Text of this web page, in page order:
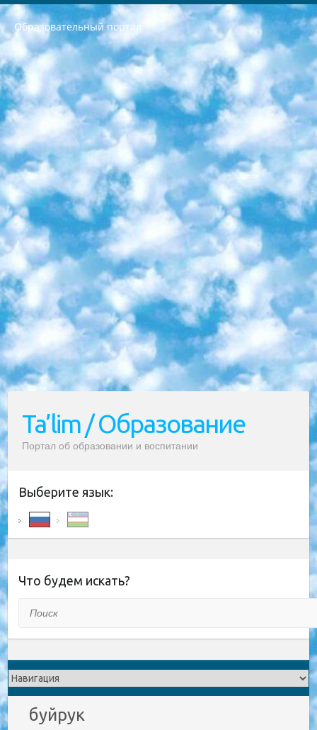
Образовательный портал
РЕСПУБЛИКА УЗБЕКИСТАН МИНИСТРЕРСТВО ДОШКОЛЬНОГО И ШКОЛЬНОГО ОБРАЗОВАНИЯ КОМАНДА в общеобразовательных учреждениях в 2023-2024 учебном году организация и проведение итоговой государственной аттестации обучающихся о Министра дошкольного и школьного образования Республики Узбекистан от 4 марта 2008 года (постановлением Минюста от 20 марта 2008 года № 1778 государственной регистрации) «Итоговое состояние учащихся общего среднего образования на основании положения об утверждении положения об аттестации общего среднего образования выпускной экзамен студентов в образовательных учреждениях в 2023-2024 учебном году В целях организации и прохождения аттестации приказываю: 1. Следующее: перечень предметов, по которым будет проводиться итоговая государственная аттестация и экзамен формы перевода согласно приложению 1; сертификаты международного образца, оценивающие уровень владения иностранными языками перечень согласно приложению 2; 2. Педагогический при специализированных образовательных учреждениях. научно-практический центр квалификации и международной оценки (Д.Давидова) 2024 г. До 25 марта: задания по предметам, по которым будет проводиться итоговая аттестация разработка и утверждение технических условий; итоговая аттестация на основании разработанного предметного задания разработка вопросов по предметам (устно и письменно), экзамен передача; общеобразовательные средние школы и специальные учебные заведения учащиеся выпускных классов школ и интернатов в агентской системе подготовка базы данных экзаменационных материалов и критериев оценки; перевод базы экзаменационных материалов на все языки обучения подать в Республиканский образовательный центр для изготовления; варианты экзаменов на основе разработанных контрольных материалов пусть будут поставлены задачи формирования. 3. Республиканский образовательный центр (Ш.Худайкулов) до 5 апреля 2024 года. до: база данных предоставленных экзаменационных материалов на все языки обучения перевод и экспертиза; для слепых, слабовидящих, глухих, слабослышащих и умственно отсталых детей учащиеся выпускных классов специализированных школ и школ-интернатов база данных экзаменационных материалов на всех преподаваемых языках подготовка критериев оценки; специализированные школы для умственно отсталых детей и технологии для учащихся выпускных классов школ-интернатов разработка соответствующих рекомендаций и критериев проведения ЕГЭ по естествознанию давать задания. 4. Педагогический при специализированных образовательных учреждениях. Научно-практический центр навыков и международной оценки (Д.Давидова), Республика образовательный центр (Худайкулов Ш.) итоговый государственный аттестационный экзамен ориентирован на творческое и логическое мышление при подготовке базы материалов учитывать введение заданий. 5. Следует отметить, что: сертификат государственного образца о знании общеобразовательного предмета и как минимум национальный уровень B1 по предметам на иностранных языках, указанным в Приложении 2. или международно признанный сертификат эквивалентного уровня студенты, изучающие определенный предмет, освобождаются от экзамена; по соответствующим предметам запланирована итоговая государственная аттестация за день до дня, путем жеребьевки Рабочей группой (в письменной форме по предметам, проводимым в форме) из числа сформированных вариантов выбрано 2 варианта; 2 выбранных варианта экзамена анонсированы на официальном сайте министерства и все выпускники по всей стране на основе этих вариантов проводит итоговую государственную аттестацию. 6. Государственное образование учащихся средних общеобразовательных учреждений. знания в соответствии с квалификационными требованиями, которые необходимо приобрести на основании стандартов итоговый (выпускной) контроль для 9 и 11 классов в целях тестирования Экзамены (далее – экзамены) состоят из предметов, перечисленных в приложении 1. будет сделано. 7. Экзамены пройдут с 26 мая по 15 июня 2024 г. (кроме науки физического воспитания). 8. Физическая для учащихся 9 классов общесредних образовательных учреждений. Экзамены по предмету «Образование, квалификация медицина» 1-6 мая 2024 года. сотрудники перевести под присмотр (с отклонениями в физическом или умственном развитии) специализированная школа для детей, школы-интернаты и со сколиозом школы-интернаты санаторного типа для больных детей исключены). 9. Он был слепым, слабовидящим и имел нарушения опорно-двигательного аппарата. экзамены в специализированных школах и интернатах для детей должны проводиться исходя из требований, предъявляемых к общеобразовательным учреждениям (физкультура кроме науки). 10. Специализированная школа для глухих и слабослышащих детей. и экзамены в интернатах и быть реализован в виде письменного теста по математике. 11. Специальность для умственно отсталых детей. Для 9 класса Родной язык и литературное письмо Государственный язык (язык обучения – узбекский). для неклассов) написано Математическое письмо Письменная/устная история Узбекистана Физическое воспитание практично Итоговый контроль Для 11 класса Написание родного языка и литературы (эссе) Математическое письмо Узбекский язык (обучение на узбекском языке) не посещающее общее среднее образование для учреждений)/Образовательное учреждение выбор письменный и устный Иностранный язык письменный/устный Письменная/устная история Узбекистана *По выбору студента:  Химия  Физика  Основы государственного права  География 10 бесплатных образовательных ресурсов - Мы составили подборку онлайн-проектов с интерактивными упражнениями, видеолекциями и статьями. Они помогут вам обрести новые и освежить старые знания бесплатно. 1. «ИНТУИТ» Старейшая образовательная площадка Рунета. Здесь вы найдёте сотни текстовых и видеокурсов на десятки различных тем — от программирования до психологии. Многие курсы подготовлены российскими университетами и крупными международными компаниями вроде Intel и Microsoft. Самостоятельное обучение бесплатное, но желающие могут оплатить услуги персональных наставников. 2. «Смартия» знакомит с актуальными профессиями и подсказывает, как им обучаться. Выбрав заинтересовавшую вас специальность — SMM-специалист, фотограф, веб-дизайнер или другую, — увидите список необходимых для неё умений. Чтобы вы могли освоить их самостоятельно, для каждого умения площадка отображает подборку ссылок на учебные материалы. Хотя «Смартия» ориентируется на русскоязычную аудиторию, часть контента всё же доступна только на английском. 3. «Лекторий Физтеха» Проект Московского физико-технического института (Физтеха). С его помощью вы можете смотреть онлайн серии лекций, записанные на видео в этом вузе. В числе доступных предметов — физика, биология, химия, информационные технологии и другие. К некоторым лекциям администрация ресурса прилагает готовые конспекты, которые можно скачивать в PDF-формате. 4. ITMOcourses Онлайн-площадка Санкт-Петербургского национального исследовательского университета информационных технологий, механики и оптики (ИТМО). Ресурс предоставляет свободный доступ к курсам, разработанным в этом вузе. Каталог материалов разбит на четыре категории: «Оптические системы и технологии», «Приборостроение и робототехника», «Информационные технологии» и «Биотехнологии». Курсы состоят из видеолекций, интерактивных демонстраций и заданий. 5. «КиберЛенинка» Электронная научная библиотека открытого доступа. Каталог площадки регулярно обрастает текстами статей из различных научных изданий. Сгруппированные по журналам и рубрикам публикации можно читать онлайн или скачивать целиком в PDF-формате. Проект нацелен на популяризацию науки за счёт открытого доступа к качественной информации. 6. «ПостНаука» На этом ресурсе публикуют подборки видеолекций, составленные экспертами из разных отраслей и объединённые общими темами. Среди них, к примеру, есть серии «Биоинформатика и геномика», «Культура средневековой Скандинавии» и Cinema Studies о теории кино. Каждая подборка лекций — логически связанная история, рассказанная экспертом от первого лица. Кроме того, на сайте появляются научно-образовательные статьи и тесты на разные темы. 7. «Newочём» Команда проекта «Newочём» отбирает самые интересные тексты из англоязычных СМИ и переводит те из них, за которые голосуют участники сообщества «ВКонтакте». По большей части это научно-популярные статьи. Редакторы придумывают лишь заголовки, в остальном содержание переводов соответствует оригиналам. Полные тексты можно читать прямо в социальной сети. 8. InternetUrok Онлайн-база материалов по основным дисциплинам школьной программы. Информация на сайте структурирована по классам, предметам и темам (урокам). Каждый урок состоит из видеолекций и конспектов. Есть также интерактивные тренажёры и тесты для закрепления пройденного материала. Даже если вы давно окончили школу, возможность повторить программу старших классов всегда может пригодиться. 9. Edutainme Ещё один ресурс об образовании. В отличие от Newtonew, как мне кажется, Edutainme больше ориентируется на представителей индустрии: педагогов, предпринимателей, разработчиков образовательных проектов. Но и любой, кто просто стремится к саморазвитию, найдёт на сайте много полезного и интересного для себя. Например, информацию о новых курсах и образовательных сервисах. 10. Newtonew Онлайн-медиа об образовании и обучении в широком смысле. Авторы Newtonew пишут об инструментах, заведениях, тактиках и стратегиях, которые помогают учить других и получать новые знания самостоятельно. На этой площадке вы найдёте новости, обзоры, аналитические мат
Ta’lim / Образование
Портал об образовании и воспитании
Выберите язык:
Что будем искать?
буйрук